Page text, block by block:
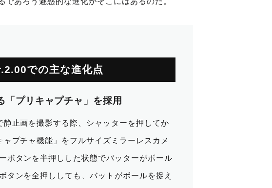
での主な進化点
プリキャプチャ」を採用
静止画を撮影する際、シャッターを押してか
プチャ機能」をフルサイズミラーレスカメ
ボタンを半押しした状態でバッターがボール
タンを全押ししても、バットがボールを捉え